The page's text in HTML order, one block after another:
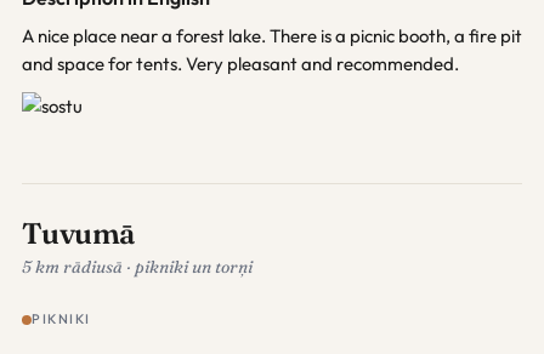
A nice place near a forest lake. There is a picnic booth, a fire pit
and space for tents. Very pleasant and recommended.
Tuvumā
5 km rādiusā · pikniki un torņi
PIKNIKI